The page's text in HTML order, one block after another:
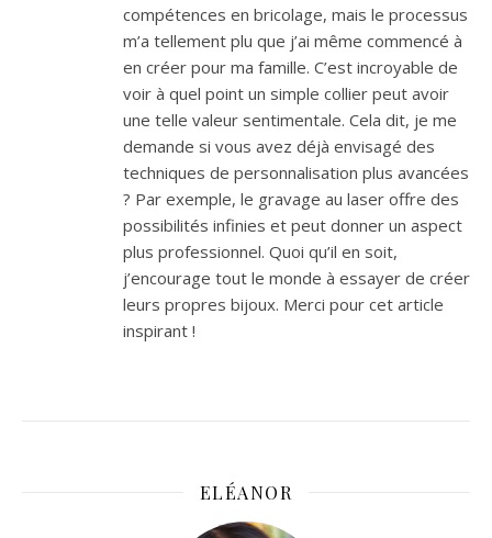
compétences en bricolage, mais le processus
m’a tellement plu que j’ai même commencé à
en créer pour ma famille. C’est incroyable de
voir à quel point un simple collier peut avoir
une telle valeur sentimentale. Cela dit, je me
demande si vous avez déjà envisagé des
techniques de personnalisation plus avancées
? Par exemple, le gravage au laser offre des
possibilités infinies et peut donner un aspect
plus professionnel. Quoi qu’il en soit,
j’encourage tout le monde à essayer de créer
leurs propres bijoux. Merci pour cet article
inspirant !
ELÉANOR